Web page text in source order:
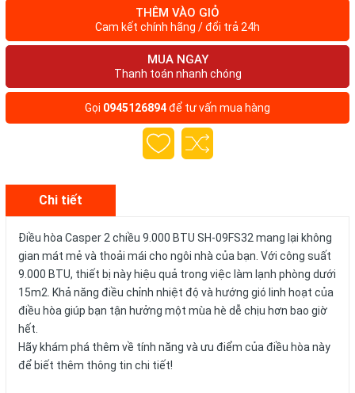
THÊM VÀO GIỎ
Cam kết chính hãng / đổi trả 24h
MUA NGAY
Thanh toán nhanh chóng
Gọi 0945126894để tư vấn mua hàng
Chi tiết
Điều hòa Casper 2 chiều 9.000 BTU SH-09FS32 mang lại không
gian mát mẻ và thoải mái cho ngôi nhà của bạn. Với công suất
9.000 BTU, thiết bị này hiệu quả trong việc làm lạnh phòng dưới
15m2. Khả năng điều chỉnh nhiệt độ và hướng gió linh hoạt của
điều hòa giúp bạn tận hưởng một mùa hè dễ chịu hơn bao giờ
hết.
Hãy khám phá thêm về tính năng và ưu điểm của điều hòa này
để biết thêm thông tin chi tiết!